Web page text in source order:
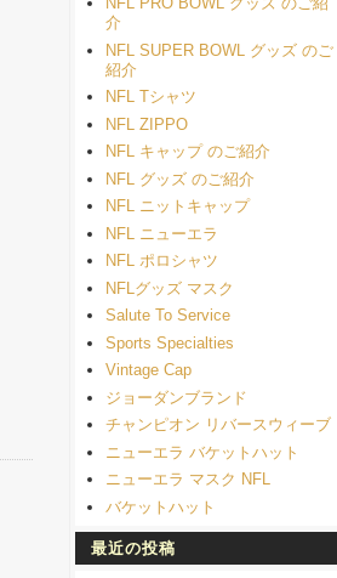
介
NFL SUPER BOWL グッズ のご
紹介
NFL Tシャツ
NFL ZIPPO
NFL キャップ のご紹介
NFL グッズ のご紹介
NFL ニットキャップ
NFL ニューエラ
NFL ポロシャツ
NFLグッズ マスク
Salute To Service
Sports Specialties
Vintage Cap
ジョーダンブランド
チャンピオン リバースウィーブ
ニューエラ バケットハット
ニューエラ マスク NFL
バケットハット
最近の投稿